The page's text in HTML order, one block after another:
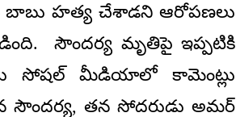
బాబు హత్య చేశాడని ఆరోపణలు
సౌందర్య మృతిపై ఇప్పటికి
సోషల్ మీడియాలో కామెంట్లు
సౌందర్య, తన సోదరుడు అమర్